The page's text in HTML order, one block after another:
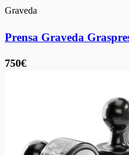
Graveda
Prensa Graveda
750€